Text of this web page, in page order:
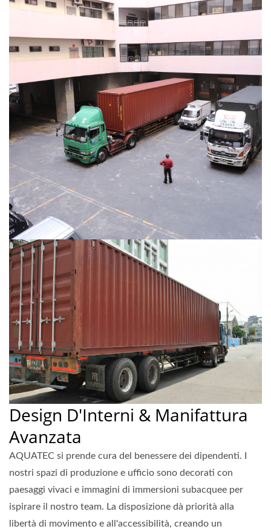
Design D'Interni & Manifattura
Avanzata
AQUATEC si prende cura del benessere dei dipendenti. I
nostri spazi di produzione e ufficio sono decorati con
paesaggi vivaci e immagini di immersioni subacquee per
ispirare il nostro team. La disposizione dà priorità alla
libertà di movimento e all'accessibilità, creando un